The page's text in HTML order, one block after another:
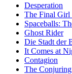
Desperation
The Final Girl
Spaceballs:
Ghost Rider
Die Stadt der
It Comes at
Contagion
The